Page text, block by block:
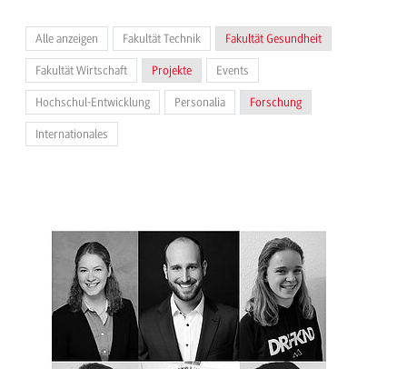
Alle anzeigen Fakultät Technik Fakultät Gesundheit
Fakultät Wirtschaft Projekte Events
Hochschul-Entwicklung Personalia Forschung
Internationales